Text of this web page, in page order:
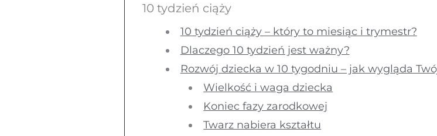
10 tydzień ciąży
10 tydzień ciąży – który to miesiąc i trymestr?
Dlaczego 10 tydzień jest ważny?
Rozwój dziecka w 10 tygodniu – jak wygląda
Wielkość i waga dziecka
Koniec fazy zarodkowej
Twarz nabiera kształtu